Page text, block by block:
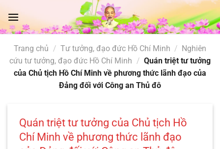
đến
nội
Trang chủ / Tư tưởng, đạo đức Hồ Chí Minh / Nghiên
cứu tư tưởng, đạo đức Hồ Chí Minh / Quán triệt tư tưởng
của Chủ tịch Hồ Chí Minh về phương thức lãnh đạo của
Đảng đối với Công an Thủ đô
Quán triệt tư tưởng của Chủ tịch Hồ
Chí Minh về phương thức lãnh đạo